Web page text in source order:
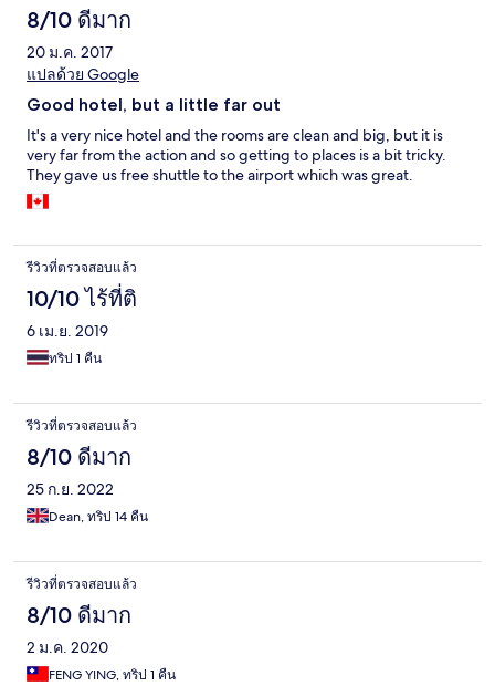
8/10 ดีมาก
20 ม.ค. 2017
แปลด้วย Google
Good hotel, but a little far out
It's a very nice hotel and the rooms are clean and big, but it is
very far from the action and so getting to places is a bit tricky.
They gave us free shuttle to the airport which was great.
รีวิวที่ตรวจสอบแล้ว
10/10 ไร้ที่ติ
6 เม.ย. 2019
ทริป 1 คืน
รีวิวที่ตรวจสอบแล้ว
8/10 ดีมาก
25 ก.ย. 2022
Dean, ทริป 14 คืน
รีวิวที่ตรวจสอบแล้ว
8/10 ดีมาก
2 ม.ค. 2020
FENG YING, ทริป 1 คืน